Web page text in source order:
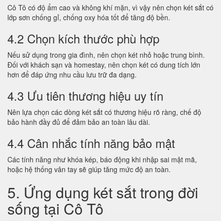
Cô Tô có độ ẩm cao và không khí mặn, vì vậy nên chọn két sắt có
lớp sơn chống gỉ, chống oxy hóa tốt để tăng độ bền.
4.2 Chọn kích thước phù hợp
Nếu sử dụng trong gia đình, nên chọn két nhỏ hoặc trung bình.
Đối với khách sạn và homestay, nên chọn két có dung tích lớn
hơn để đáp ứng nhu cầu lưu trữ đa dạng.
4.3 Ưu tiên thương hiệu uy tín
Nên lựa chọn các dòng két sắt có thương hiệu rõ ràng, chế độ
bảo hành đầy đủ để đảm bảo an toàn lâu dài.
4.4 Cân nhắc tính năng bảo mật
Các tính năng như khóa kép, báo động khi nhập sai mật mã,
hoặc hệ thống vân tay sẽ giúp tăng mức độ an toàn.
5. Ứng dụng két sắt trong đời
sống tại Cô Tô